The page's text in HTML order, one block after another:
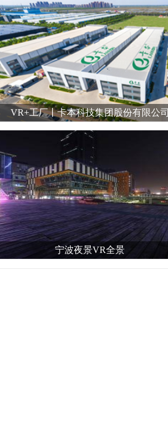
VR+工厂丨卡本科技集团股份有限公司
宁波夜景VR全景